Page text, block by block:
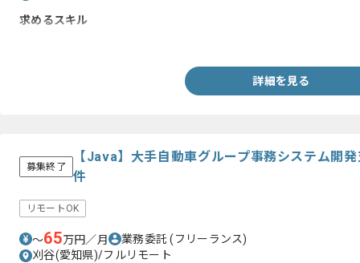
求めるスキル
詳細を見る
募集終了
【Java】大手自動車グループ事務システム開
件
リモートOK
〜65万円／月 業務委託(フリーランス)
刈谷(愛知県)/フルリモート